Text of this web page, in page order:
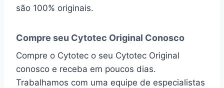
são 100% originais.
Compre seu Cytotec Original Conosco
Compre o Cytotec o seu Cytotec Original
conosco e receba em poucos dias.
Trabalhamos com uma equipe de especialistas